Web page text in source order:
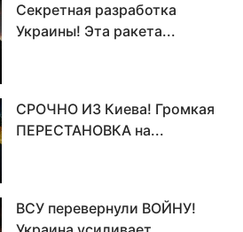
Секретная разработка
Украины! Эта ракета...
СРОЧНО ИЗ Киева! Громкая
ПЕРЕСТАНОВКА на...
ВСУ перевернули ВОЙНУ!